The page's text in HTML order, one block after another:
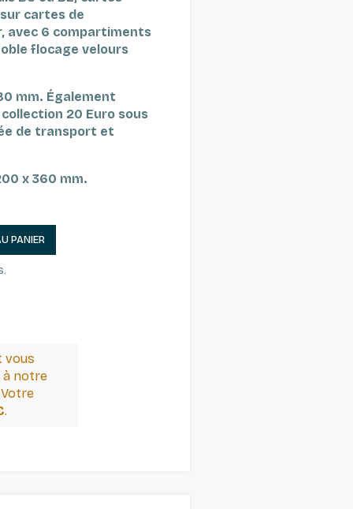
cartes de
avec 6 compartiments
flocage velours
mm. Également
20 Euro sous
de transport et
x 360 mm.
PANIER
vous
notre
.